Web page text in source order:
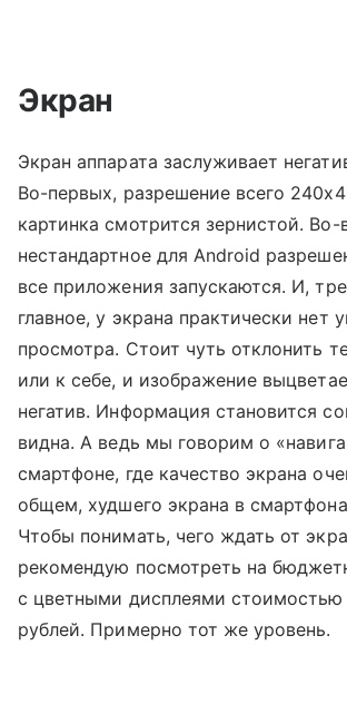
Экран
Экран аппарата заслуживает
Во-первых, разрешение всего
картинка смотрится зернистой. Во-
нестандартное для Android
все приложения запускаются. И,
главное, у экрана практически нет
просмотра. Стоит чуть отклонить
или к себе, и изображение
негатив. Информация становится
видна. А ведь мы говорим о
смартфоне, где качество экрана
общем, худшего экрана в
Чтобы понимать, чего ждать от
рекомендую посмотреть на
с цветными дисплеями
рублей. Примерно тот же уровень.